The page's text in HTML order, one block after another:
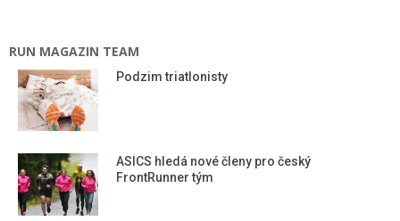
RUN MAGAZIN TEAM
Podzim triatlonisty
ASICS hledá nové členy pro český
FrontRunner tým